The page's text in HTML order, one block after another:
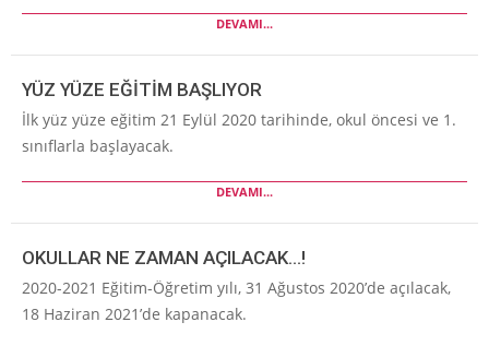
DEVAMI...
YÜZ YÜZE EĞİTİM BAŞLIYOR
İlk yüz yüze eğitim 21 Eylül 2020 tarihinde, okul öncesi ve 1.
sınıflarla başlayacak.
DEVAMI...
OKULLAR NE ZAMAN AÇILACAK…!
2020-2021 Eğitim-Öğretim yılı, 31 Ağustos 2020’de açılacak,
18 Haziran 2021’de kapanacak.